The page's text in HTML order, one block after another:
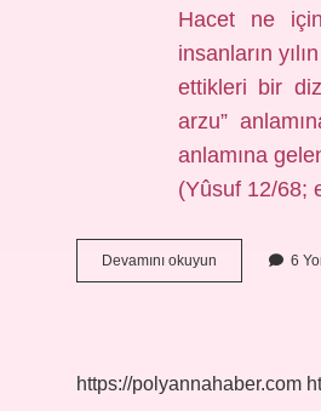
Hacet ne
insanların
ettikleri bir
arzu”
anlamına
(Yûsuf 12/68;
Devamını okuyun
Ne
6
https://polyannahaber.com